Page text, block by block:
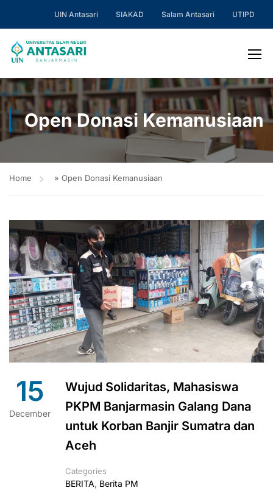
UIN Antasari SIAKAD Salam Antasari UTIPD
Open Donasi Kemanusiaan
Home » Open Donasi Kemanusiaan
15
December
Wujud Solidaritas, Mahasiswa
PKPM Banjarmasin Galang Dana
untuk Korban Banjir Sumatra dan
Aceh
Categories
BERITA, Berita PM